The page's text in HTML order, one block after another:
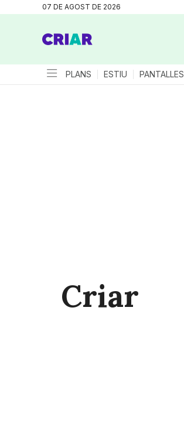
07 DE AGOST DE 2026
PLANS ESTIU PANTALLES
Criar